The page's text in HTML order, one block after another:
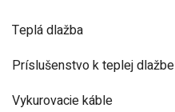
Teplá dlažba
Príslušenstvo k teplej dlažbe
Vykurovacie káble